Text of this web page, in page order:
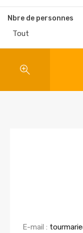
Nbre de personnes
Tout
E-mail :